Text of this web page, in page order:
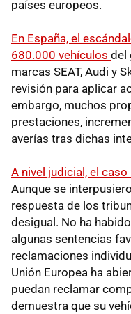
países europeos.
En España, el
680.000 vehículos del
marcas SEAT, Audi y
revisión para aplicar
embargo, muchos
prestaciones,
averías tras dichas
A nivel judicial, el
Aunque se
respuesta de los
desigual. No ha
algunas sentencias
reclamaciones
Unión Europea ha
puedan reclamar
demuestra que su